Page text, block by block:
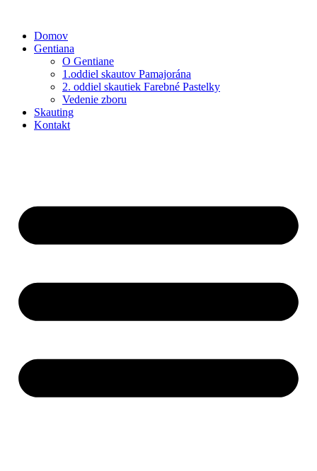
obsah
Domov
Gentiana
O Gentiane
1.oddiel skautov Pamajorána
2. oddiel skautiek Farebné Pastelky
Vedenie zboru
Skauting
Kontakt